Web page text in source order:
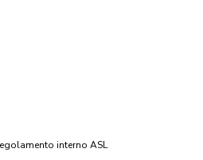
interno ASL